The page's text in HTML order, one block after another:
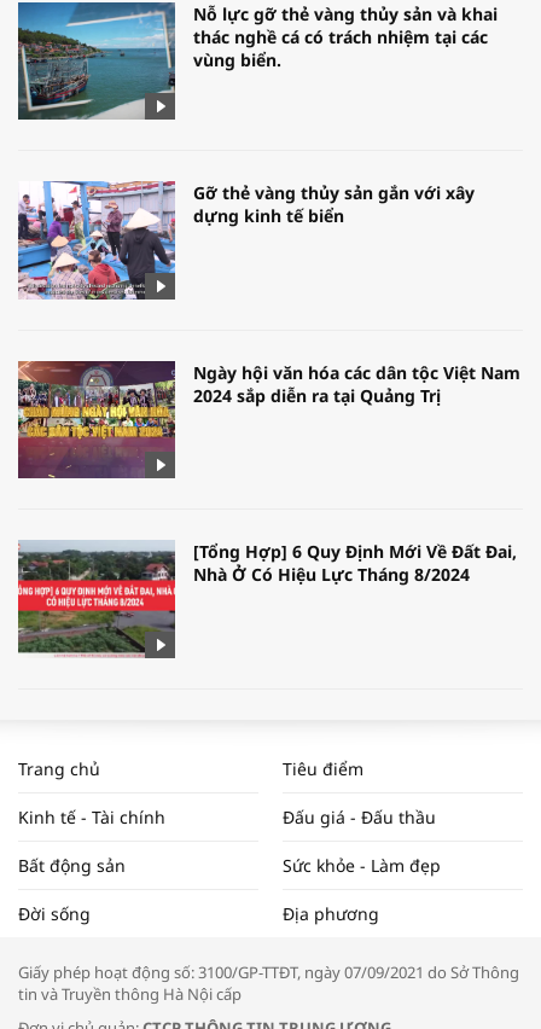
Nỗ lực gỡ thẻ vàng thủy sản và khai
thác nghề cá có trách nhiệm tại các
vùng biển.
Gỡ thẻ vàng thủy sản gắn với xây
dựng kinh tế biển
Ngày hội văn hóa các dân tộc Việt Nam
2024 sắp diễn ra tại Quảng Trị
[Tổng Hợp] 6 Quy Định Mới Về Đất Đai,
Nhà Ở Có Hiệu Lực Tháng 8/2024
NAM NĂM 2024 VÀ NĂM 2025 | NHỊP
ĐẬP THỊ TRƯỜNG #62
Tọa đàm “Xúc tiến thương mại: Khơi
Trang chủ Tiêu điểm
Kinh tế - Tài chính Đấu giá - Đấu thầu
Bất động sản Sức khỏe - Làm đẹp
Đời sống Địa phương
Giấy phép hoạt động số: 3100/GP-TTĐT, ngày 07/09/2021 do Sở Thông
tin và Truyền thông Hà Nội cấp